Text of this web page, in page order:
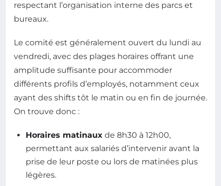
respectant l’organisation interne des parcs et
bureaux.
Le comité est généralement ouvert du lundi au
vendredi, avec des plages horaires offrant une
amplitude suffisante pour accommoder
différents profils d’employés, notamment ceux
ayant des shifts tôt le matin ou en fin de journée.
On trouve donc :
Horaires matinaux de 8h30 à 12h00,
permettant aux salariés d’intervenir avant la
prise de leur poste ou lors de matinées plus
légères.